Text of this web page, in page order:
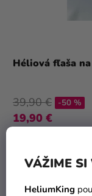
VÁŽIME SI
HeliumKing
Héliová fľaša
39,90 €
19,90 €
-50 %
TIP